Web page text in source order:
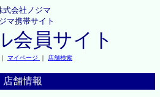
式会社ノジマ
マ携帯サイト
会員サイト
｜ マイページ ｜ 店舗検索
店舗情報